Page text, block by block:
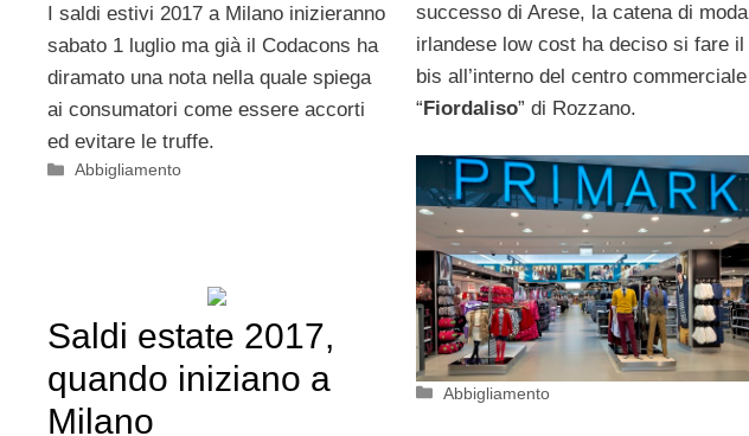
successo di Arese, la catena di moda
irlandese low cost ha deciso si fare il
bis all’interno del centro commerciale
“ Fiordaliso” di Rozzano.
Categorie
Abbigliamento
I saldi estivi 2017 a Milano inizieranno
sabato 1 luglio ma già il Codacons ha
diramato una nota nella quale spiega
ai consumatori come essere accorti
ed evitare le truffe.
Categorie
Abbigliamento
Saldi estate 2017,
quando iniziano a
Milano